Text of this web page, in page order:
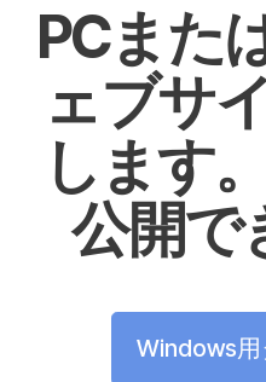
PCまた
ェブサ
します
公開で
Windows用